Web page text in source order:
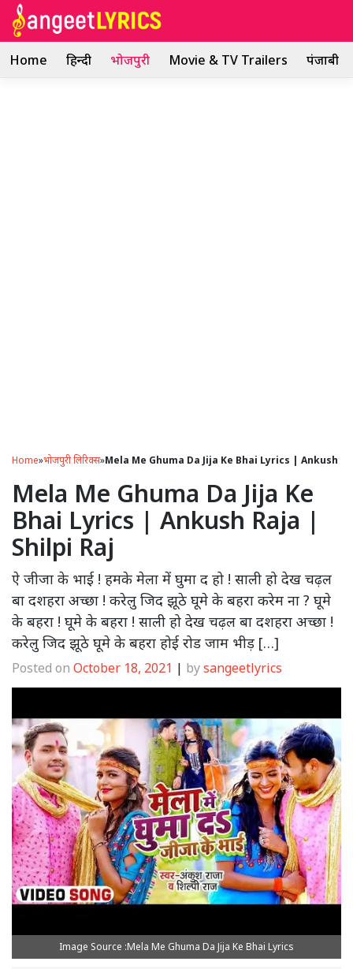
Skip
Home हिन्दी भोजपुरी Movie & TV Trailers पंजाबी
Home»भोजपुरी लिरिक्स»Mela Me Ghuma Da Jija Ke Bhai Lyrics | Ankush
Mela Me Ghuma Da Jija Ke
Bhai Lyrics | Ankush Raja |
Shilpi Raj
ऐ जीजा के भाई ! हमके मेला में घुमा द हो ! साली हो देख चढ़ल
बा दशहरा अच्छा ! करेलु जिद झूठे घूमे के बहरा करेम ना ? घूमे
के बहरा ! घूमे के बहरा ! साली हो देख चढ़ल बा दशहरा अच्छा !
करेलु जिद झूठे घूमे के बहरा होई रोड जाम भीड़ […]
Posted on October 18, 2021 | bysangeetlyrics
Image Source :Mela Me Ghuma Da Jija Ke Bhai Lyrics